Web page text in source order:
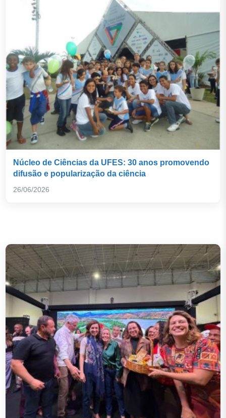
Núcleo de Ciências da UFES: 30 anos promovendo
difusão e popularização da ciência
26/06/2026